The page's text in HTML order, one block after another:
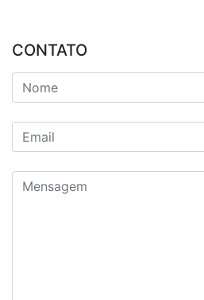
CONTATO